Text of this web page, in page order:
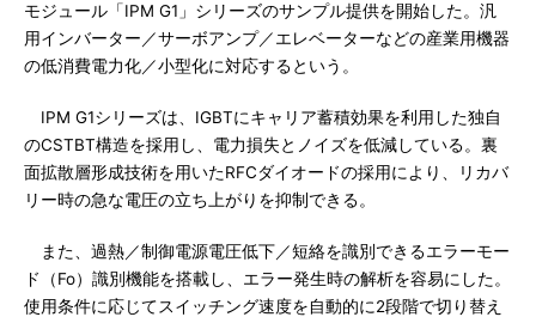
モジュール「IPM G1」シリーズのサンプル提供を開始した。汎
用インバーター／サーボアンプ／エレベーターなどの産業用機器
の低消費電力化／小型化に対応するという。
IPM G1シリーズは、IGBTにキャリア蓄積効果を利用した独自
のCSTBT構造を採用し、電力損失とノイズを低減している。裏
面拡散層形成技術を用いたRFCダイオードの採用により、リカバ
リー時の急な電圧の立ち上がりを抑制できる。
また、過熱／制御電源電圧低下／短絡を識別できるエラーモー
ド（Fo）識別機能を搭載し、エラー発生時の解析を容易にした。
使用条件に応じてスイッチング速度を自動的に2段階で切り替え